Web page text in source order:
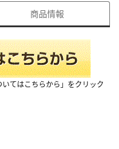
商品情報
てはこちらから」をクリック